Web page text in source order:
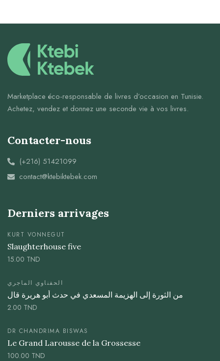
Marketplace éco-responsable de livres d’occasion en Tunisie.
Achetez, vendez et donnez une seconde vie à vos livres.
Contacter-nous
(+216) 51421099
contact@ktebiktebek.com
Derniers arrivages
KURT VONNEGUT
Slaughterhouse five
15.00 TND
الحفناوي الماجري
من الثورة إلى الهزيمة المسعدي في حدث أبو هريرة قال
2.00 TND
DR CHANDRIMA BISWAS
Le Grand Larousse de la Grossesse
100.00 TND